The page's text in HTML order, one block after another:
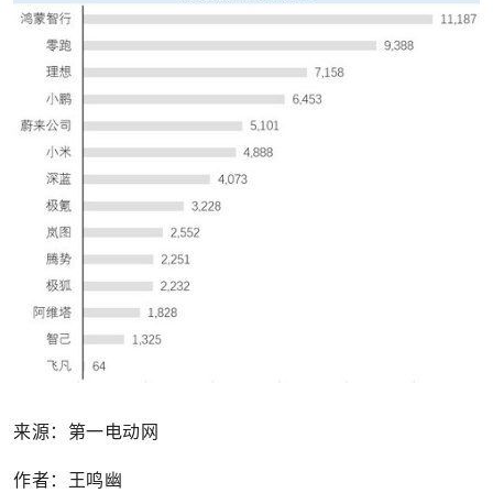
来源：第一电动网
作者：王鸣幽